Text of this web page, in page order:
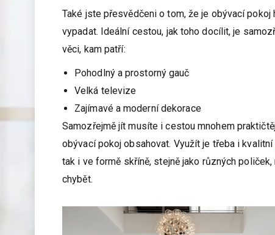
Také jste přesvědčeni o tom, že je obývací
vypadat. Ideální cestou, jak toho docílit, je
věci, kam patří:
Pohodlný a prostorný gauč
Velká televize
Zajímavé a moderní dekorace
Samozřejmě jít musíte i cestou mnohem
obývací pokoj obsahovat. Využít je třeba i kvalitní
tak i ve formě skříně, stejně jako různých
chybět.